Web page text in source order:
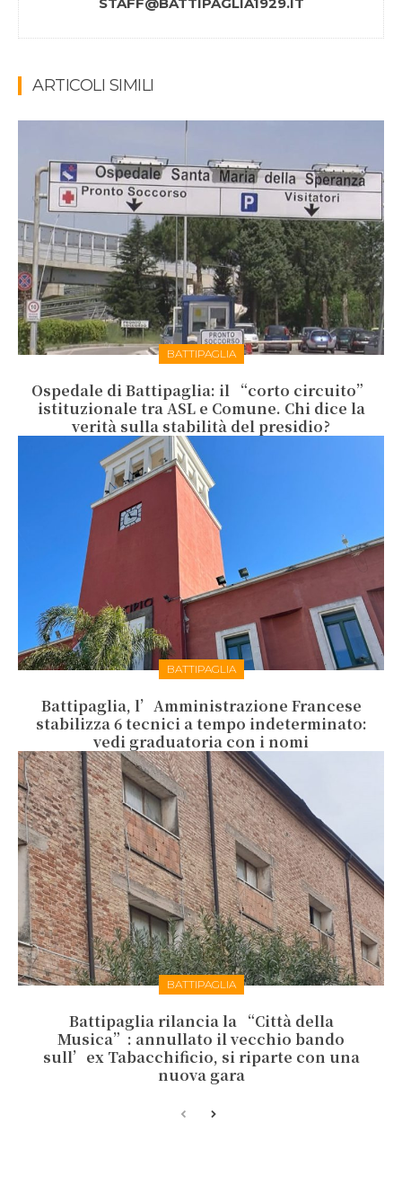
ARTICOLI SIMILI
BATTIPAGLIA
Ospedale di Battipaglia: il “corto circuito”
istituzionale tra ASL e Comune. Chi dice la
verità sulla stabilità del presidio?
BATTIPAGLIA
Battipaglia, l’Amministrazione Francese
stabilizza 6 tecnici a tempo indeterminato:
vedi graduatoria con i nomi
BATTIPAGLIA
Battipaglia rilancia la “Città della
Musica”: annullato il vecchio bando
sull’ex Tabacchificio, si riparte con una
nuova gara